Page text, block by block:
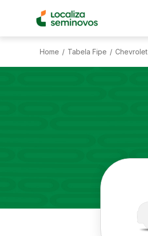
Home / Tabela Fipe / Chevrolet